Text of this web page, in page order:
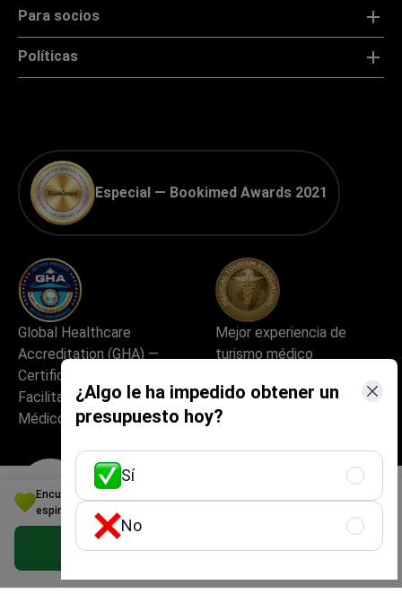
Encuentre su solución ideal de Resonancia magnética de la médula
espinal: Ofertas personalizadas en Grecia
Obtener una oferta gratis
¿Algo le ha impedido obtener un
presupuesto hoy?
Sí
No
Para socios
Políticas
Especial — Bookimed Awards 2021
Global Healthcare
Accreditation (GHA) —
Certificación para
Facilitadores de Turismo
Médico
Mejor experiencia de
turismo médico
La mejor startup médica
Excelente experiencia del
paciente y calidad del
servicio